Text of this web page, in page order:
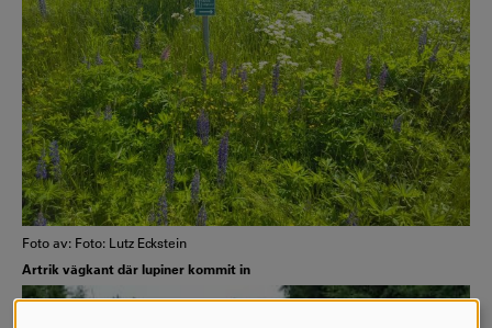
Foto av: Foto: Lutz Eckstein
Artrik vägkant där lupiner kommit in